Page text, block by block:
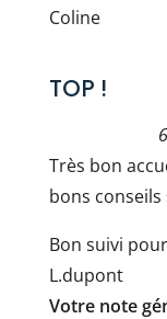
Coline
TOP !
Très bon
bons
Bon suivi
L.dupont
Votre note